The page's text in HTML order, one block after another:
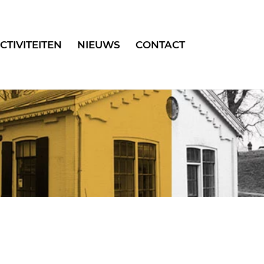
NIEUWS CONTACT